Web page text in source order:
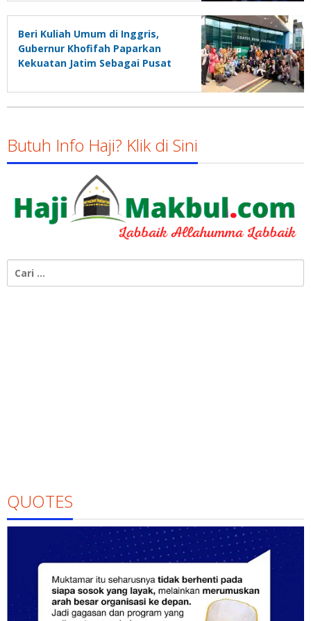
Beri Kuliah Umum di Inggris,
Gubernur Khofifah Paparkan
Kekuatan Jatim Sebagai Pusat
Butuh Info Haji? Klik di Sini
untuk:
QUOTES